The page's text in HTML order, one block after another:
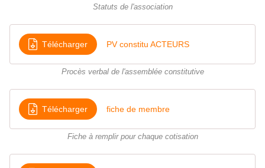
Statuts de l'association
Télécharger PV constitu ACTEURS
Procès verbal de l'assemblée constitutive
Télécharger fiche de membre
Fiche à remplir pour chaque cotisation